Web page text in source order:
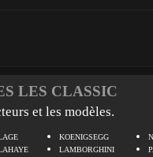
LES CLASSIC
et les modèles.
KOENIGSEGG
LAMBORGHINI